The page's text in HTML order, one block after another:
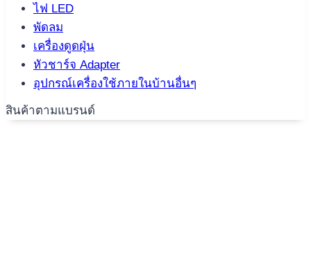
ไฟ LED
พัดลม
เครื่องดูดฝุ่น
หัวชาร์จ Adapter
อุปกรณ์เครื่องใช้ภายในบ้านอื่นๆ
สินค้าตามแบรนด์